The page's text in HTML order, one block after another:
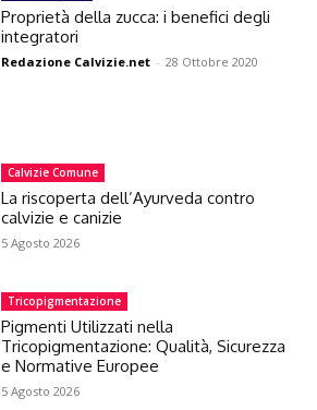
Proprietà della zucca: i benefici degli
integratori
Redazione Calvizie.net - 28 Ottobre 2020
Calvizie Comune
La riscoperta dell’Ayurveda contro
calvizie e canizie
5 Agosto 2026
Tricopigmentazione
Pigmenti Utilizzati nella
Tricopigmentazione: Qualità, Sicurezza
e Normative Europee
5 Agosto 2026